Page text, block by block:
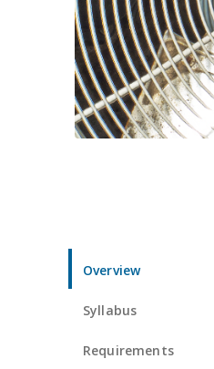
Overview
Syllabus
Requirements